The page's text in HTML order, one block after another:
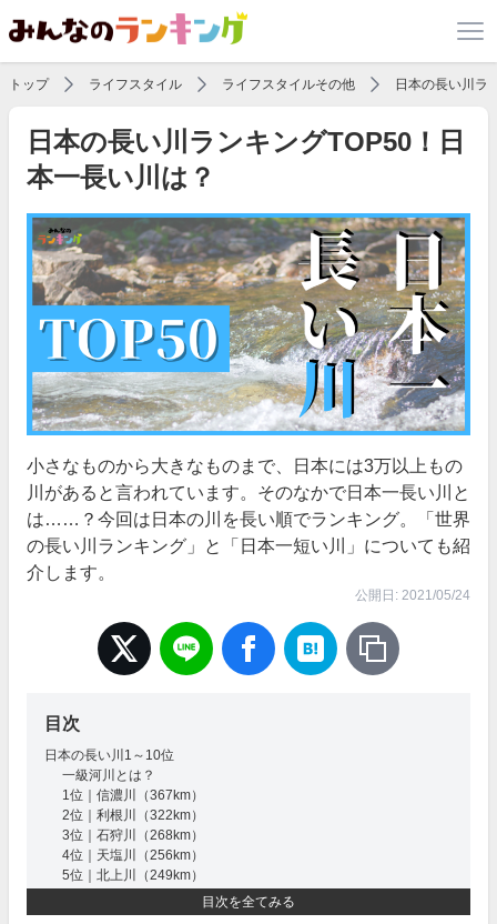
トップ ライフスタイル ライフスタイルその他 日本の長い川ラ
日本の長い川ランキングTOP50！日
本一長い川は？
小さなものから大きなものまで、日本には3万以上もの
川があると言われています。そのなかで日本一長い川と
は……？今回は日本の川を長い順でランキング。「世界
の長い川ランキング」と「日本一短い川」についても紹
介します。
公開日: 2021/05/24
目次
日本の長い川1～10位
一級河川とは？
1位｜信濃川（367km）
2位｜利根川（322km）
3位｜石狩川（268km）
4位｜天塩川（256km）
5位｜北上川（249km）
6位｜阿武隈川（239km）
7位｜最上川（229km）
目次を全てみる